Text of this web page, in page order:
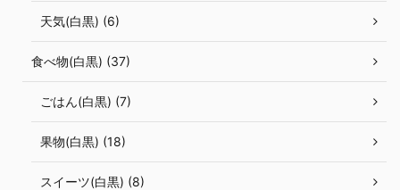
天気(白黒) (6)
食べ物(白黒) (37)
ごはん(白黒) (7)
果物(白黒) (18)
スイーツ(白黒) (8)